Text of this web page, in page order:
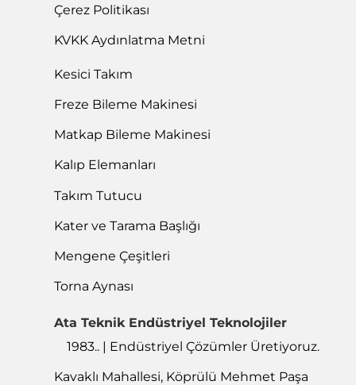
Çerez Politikası
KVKK Aydınlatma Metni
Kesici Takım
Freze Bileme Makinesi
Matkap Bileme Makinesi
Kalıp Elemanları
Takım Tutucu
Kater ve Tarama Başlığı
Mengene Çeşitleri
Torna Aynası
Ata Teknik Endüstriyel Teknolojiler
1983.. | Endüstriyel Çözümler Üretiyoruz.
Kavaklı Mahallesi, Köprülü Mehmet Paşa